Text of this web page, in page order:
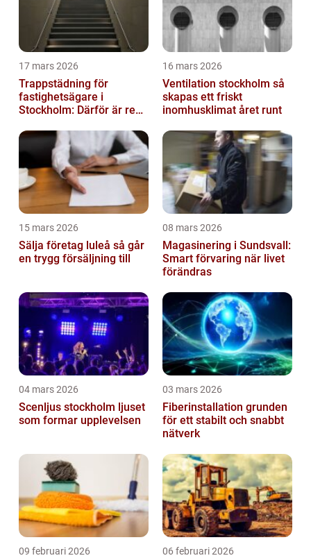
17 mars 2026
Trappstädning för
fastighetsägare i
Stockholm: Därför är rena
investering
16 mars 2026
Ventilation stockholm så
skapas ett friskt
inomhusklimat året runt
15 mars 2026
Sälja företag luleå så går
en trygg försäljning till
08 mars 2026
Magasinering i Sundsvall:
Smart förvaring när livet
förändras
04 mars 2026
Scenljus stockholm ljuset
som formar upplevelsen
03 mars 2026
Fiberinstallation grunden
för ett stabilt och snabbt
nätverk
09 februari 2026 06 februari 2026